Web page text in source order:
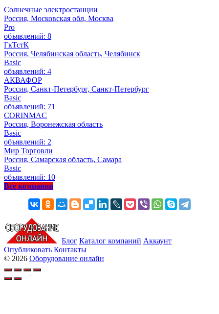
Солнечные электростанции
Россия, Московская обл, Москва
Pro
объявлений: 8
ГкТстК
Россия, Челябинская область, Челябинск
Basic
объявлений: 4
АКВАФОР
Россия, Санкт-Петербург, Санкт-Петербург
Basic
объявлений: 71
CORINMAC
Россия, Воронежская область
Basic
объявлений: 2
Мир Торговли
Россия, Самарская область, Самара
Basic
объявлений: 10
Все компании
Блог Каталог компаний Аккаунт
Опубликовать Контакты
© 2026 Оборудование онлайн